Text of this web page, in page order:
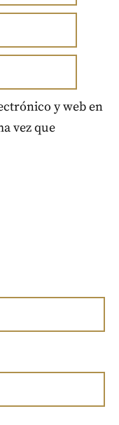
y web en
vez que